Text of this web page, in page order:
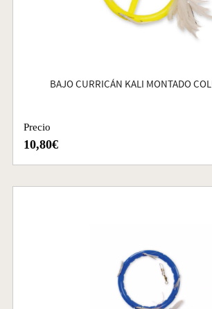
BAJO CURRICÁN KALI MONTADO
Precio
10,80€